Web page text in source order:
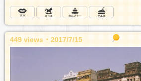
449 views ･ 2017/7/15